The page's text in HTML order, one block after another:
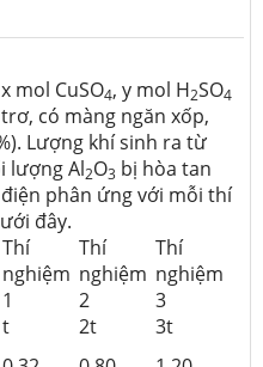
mol CuSO4, y mol H2SO4
có màng ngăn xốp,
Lượng khí sinh ra từ
lượng Al2O3 bị hòa tan
phân ứng với mỗi thí
đây.
Thí
nghiệm
1
Thí
nghiệm
2
Thí
nghiệm
3
t 2t
3t